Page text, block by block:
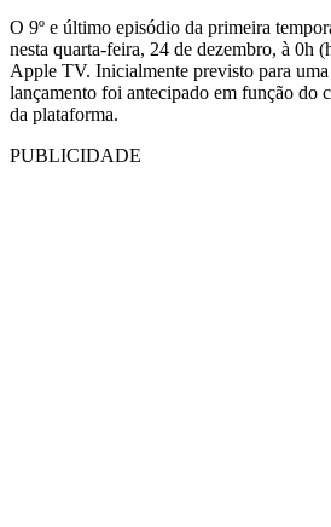
O 9º e último episódio da primeira
nesta quarta-feira, 24 de dezembro, à 0h
Apple TV. Inicialmente previsto para
lançamento foi antecipado em função do
da plataforma.
PUBLICIDADE